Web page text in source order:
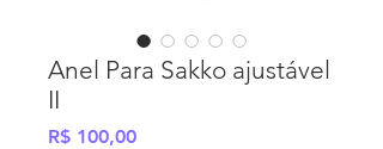
Anel Para Sakko ajustável
II
R$ 100,00Preço